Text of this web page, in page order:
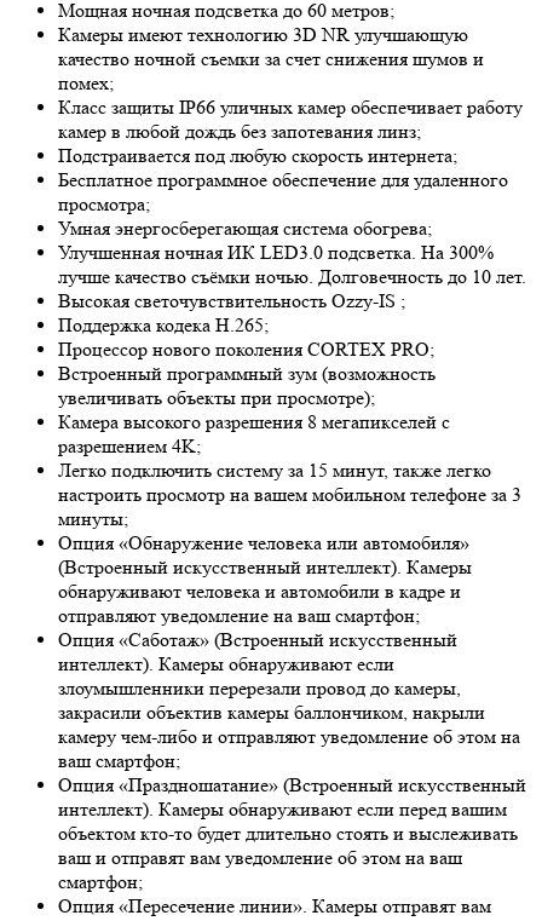
Мощная ночная подсветка до 60 метров;
Камеры имеют технологию 3D NR улучшающую
качество ночной съемки за счет снижения шумов и
помех;
Класс защиты IP66 уличных камер обеспечивает работу
камер в любой дождь без запотевания линз;
Подстраивается под любую скорость интернета;
Бесплатное программное обеспечение для удаленного
просмотра;
Умная энергосберегающая система обогрева;
Улучшенная ночная ИК LED3.0 подсветка. На 300%
лучше качество съёмки ночью. Долговечность до 10 лет.
Высокая светочувствительность Ozzy-IS ;
Поддержка кодека H.265;
Процессор нового поколения CORTEX PRO;
Встроенный программный зум (возможность
увеличивать объекты при просмотре);
Камера высокого разрешения 8 мегапикселей с
разрешением 4K;
Легко подключить систему за 15 минут, также легко
настроить просмотр на вашем мобильном телефоне за 3
минуты;
Опция «Обнаружение человека или автомобиля»
(Встроенный искусственный интеллект). Камеры
обнаруживают человека и автомобили в кадре и
отправляют уведомление на ваш смартфон;
Опция «Саботаж» (Встроенный искусственный
интеллект). Камеры обнаруживают если
злоумышленники перерезали провод до камеры,
закрасили объектив камеры баллончиком, накрыли
камеру чем-либо и отправляют уведомление об этом на
ваш смартфон;
Опция «Праздношатание» (Встроенный искусственный
интеллект). Камеры обнаруживают если перед вашим
объектом кто-то будет длительно стоять и выслеживать
ваш и отправят вам уведомление об этом на ваш
смартфон;
Опция «Пересечение линии». Камеры отправят вам